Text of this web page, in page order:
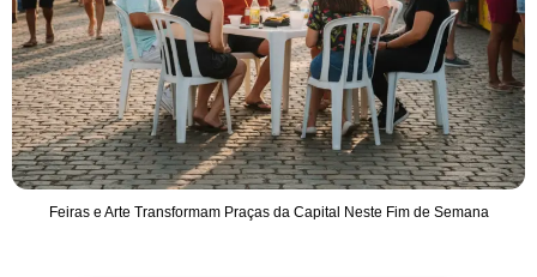
Feiras e Arte Transformam Praças da Capital Neste Fim de Semana